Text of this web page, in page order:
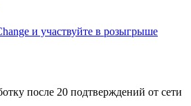
и участвуйте в розыгрыше
после 20 подтверждений от сети